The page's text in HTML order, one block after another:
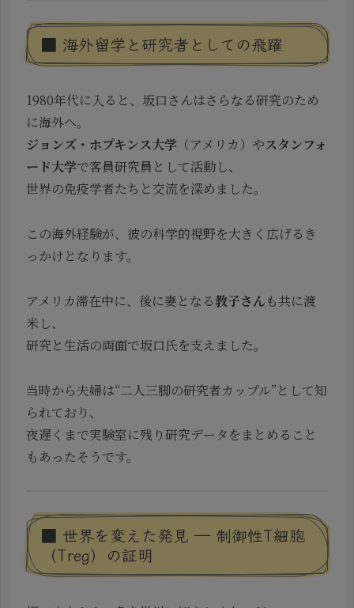
■ 海外留学と研究者としての飛躍
1980年代に入ると、坂口さんはさらなる研究のため
に海外へ。
ジョンズ・ホプキンス大学 （アメリカ）やスタンフォ
ード大学で客員研究員として活動し、
世界の免疫学者たちと交流を深めました。
この海外経験が、彼の科学的視野を大きく広げるき
っかけとなります。
アメリカ滞在中に、後に妻となる教子さんも共に渡
米し、
研究と生活の両面で坂口氏を支えました。
当時から夫婦は“二人三脚の研究者カップル”として知
られており、
夜遅くまで実験室に残り研究データをまとめること
もあったそうです。
■ 世界を変えた発見 ― 制御性T細胞
（Treg）の証明